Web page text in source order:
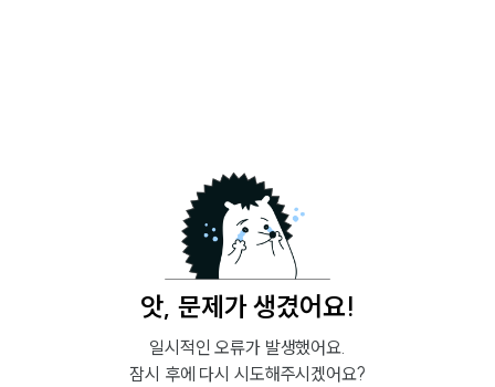
앗, 문제가 생겼어요!
일시적인 오류가 발생했어요.
잠시 후에 다시 시도해주시겠어요?